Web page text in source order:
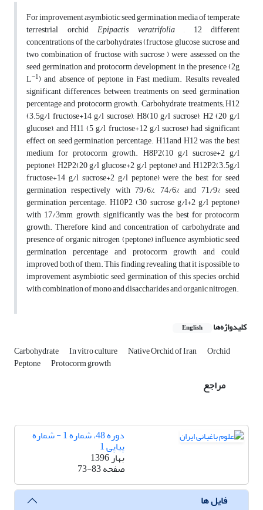
For improvement asymbiotic seed germination media of temperate
terrestrial orchid Epipactis veratrifolia , 12 different
concentrations of the carbohydrates (fructose, glucose, sucrose and
two combination of fructose with sucrose ) were assessed on the
seed germination and protocorm development, in the presence (2g
L−1) and absence of peptone in Fast medium. Results revealed
significant differences between treatments on seed germination
percentage and protocorm growth. Carbohydrate treatments; H12
(3.5g/l fructose+14 g/l sucrose), H8(10 g/l sucrose), H2 (20 g/l
glucose), and H11 (5 g/l fructose+12 g/l sucrose) had significant
effect on seed germination percentage. H11and H12 was the best
medium for protocorm growth. H8P2(10 g/l sucrose+2 g/l
peptone), H2P2(20 g/l glucose+2 g/l peptone) and H12P2(3.5g/l
fructose+14 g/l sucrose+2 g/l peptone) were the best for seed
germination respectively with 79/6%, 74/6% and 71/9% seed
germination percentage. H10P2 (30 sucrose g/l+2 g/l peptone)
with 17/3mm growth, significantly was the best for protocorm
growth. Therefore kind and concentration of carbohydrate and
presence of organic nitrogen (peptone) influence asymbiotic seed
germination percentage and protocorm growth and could
improved both of them. This finding revealing that it is possible to
improvement asymbiotic seed germination of this species orchid
with combination of mono and disaccharides and organic nitrogen.
کلیدواژه‌ها English
Carbohydrate In vitro culture Native Orchid of Iran Orchid
Peptone Protocorm growth
مراجع
دوره 48، شماره 1 - شماره
پیاپی 1
بهار 1396
صفحه73-83
فایل ها